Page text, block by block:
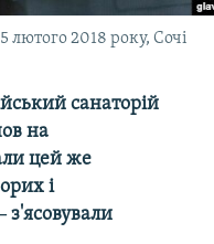
2018 року, Сочі
санаторій
на
цей же
і